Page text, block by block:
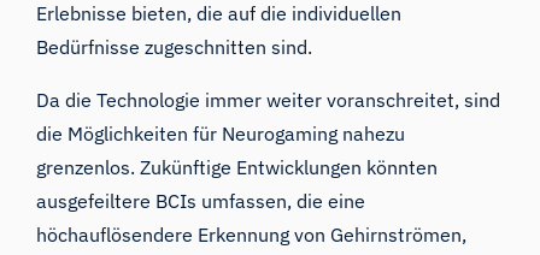
Erlebnisse bieten, die auf die individuellen
Bedürfnisse zugeschnitten sind.
Da die Technologie immer weiter voranschreitet, sind
die Möglichkeiten für Neurogaming nahezu
grenzenlos. Zukünftige Entwicklungen könnten
ausgefeiltere BCIs umfassen, die eine
höchauflösendere Erkennung von Gehirnströmen,